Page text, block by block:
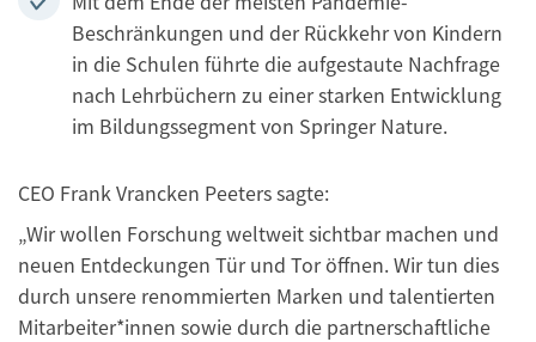
Beschränkungen und der Rückkehr von Kindern
in die Schulen führte die aufgestaute Nachfrage
nach Lehrbüchern zu einer starken Entwicklung
im Bildungssegment von Springer Nature.
CEO Frank Vrancken Peeters sagte:
„Wir wollen Forschung weltweit sichtbar machen und
neuen Entdeckungen Tür und Tor öffnen. Wir tun dies
durch unsere renommierten Marken und talentierten
Mitarbeiter*innen sowie durch die partnerschaftliche